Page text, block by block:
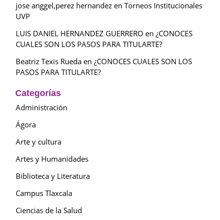
jose anggel,perez hernandez en Torneos Institucionales
UVP
LUIS DANIEL HERNANDEZ GUERRERO en ¿CONOCES
CUALES SON LOS PASOS PARA TITULARTE?
Beatriz Texis Rueda en ¿CONOCES CUALES SON LOS
PASOS PARA TITULARTE?
Categorías
Administración
Ágora
Arte y cultura
Artes y Humanidades
Biblioteca y Literatura
Campus Tlaxcala
Ciencias de la Salud